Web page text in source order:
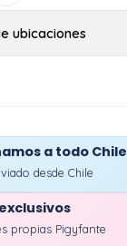
ubicaciones
a todo Chile
desde Chile
propias Pigyfante